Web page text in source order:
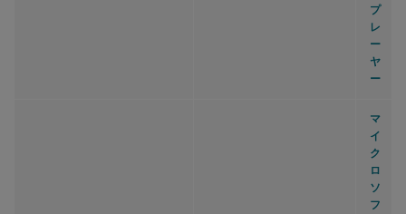
プ
レ
ー
ヤ
ー
マ
イ
ク
ロ
ソ
フ